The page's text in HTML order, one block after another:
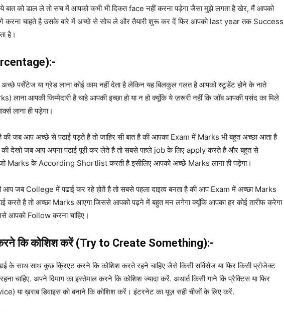
बात को डाल ले तो सच में आपको कभी भी दिकत face नहीं करना पड़ेगा जैसा मुझे लगता है खेर, मैं आपको
करना चाहते है उसके बारे में अच्छे से सोच ले और तैयारी शुरू कर दें फिर आपको last year तक Success
है।
पर्सेंटेज या ग्रेड लाना कोई काम नहीं देता है लेकिन यह बिलकुल गलत है आपको स्टूडेंट होने के नाते
लाना आपकी जिम्मेदारी है चाहे आपकी इच्छा हो या न हो क्यूंकि ये ज़रूरी नहीं कि जॉब आपकी पसंद का मिले
लाना ही पड़ेगा।
की जब आप अच्छे से पढाई पड़ते है तो जाहिर सी बात है की आपका Exam में Marks भी बहुत अच्छा आता है
की देखो जब आप अपना पढाई पूरी कर लेते है तो सबसे पहले job के लिए apply करते है और बहुत से
Marks के According Shortlist करती है इसीलिए आपको अच्छे Marks लाना ही पड़ेगा।
आप जब College में पढाई कर रहे होतें है तो सबसे पहला दाइत्व बनता है की आप Exam में अच्छा Marks
करते है तो अच्छा Marks आएगा जिससे आपको पढ़ने में बहुत मन लगेगा क्यूंकि आपका हर कोई तारीफ करेगा
आपको Follow करना चाहिए।
कि कोशिश करें(Try to Create Something):-
के साथ साथ कुछ क्रिएट करने कि कोशिश करते रहने चाहिए जैसे किसी सर्विसेज या फिर किसी प्रोजेक्ट
रहना चाहिए. अपने दिमाग का इस्तेमाल करने कि कोशिश ज्यादा करें. अथार्त किसी गाने कि प्रैक्टिस या फिर
या ख़राब डिवाइस को बनाने कि कोशिश करें । इंटरनेट का यूज़ सही चीजों के लिए करें.